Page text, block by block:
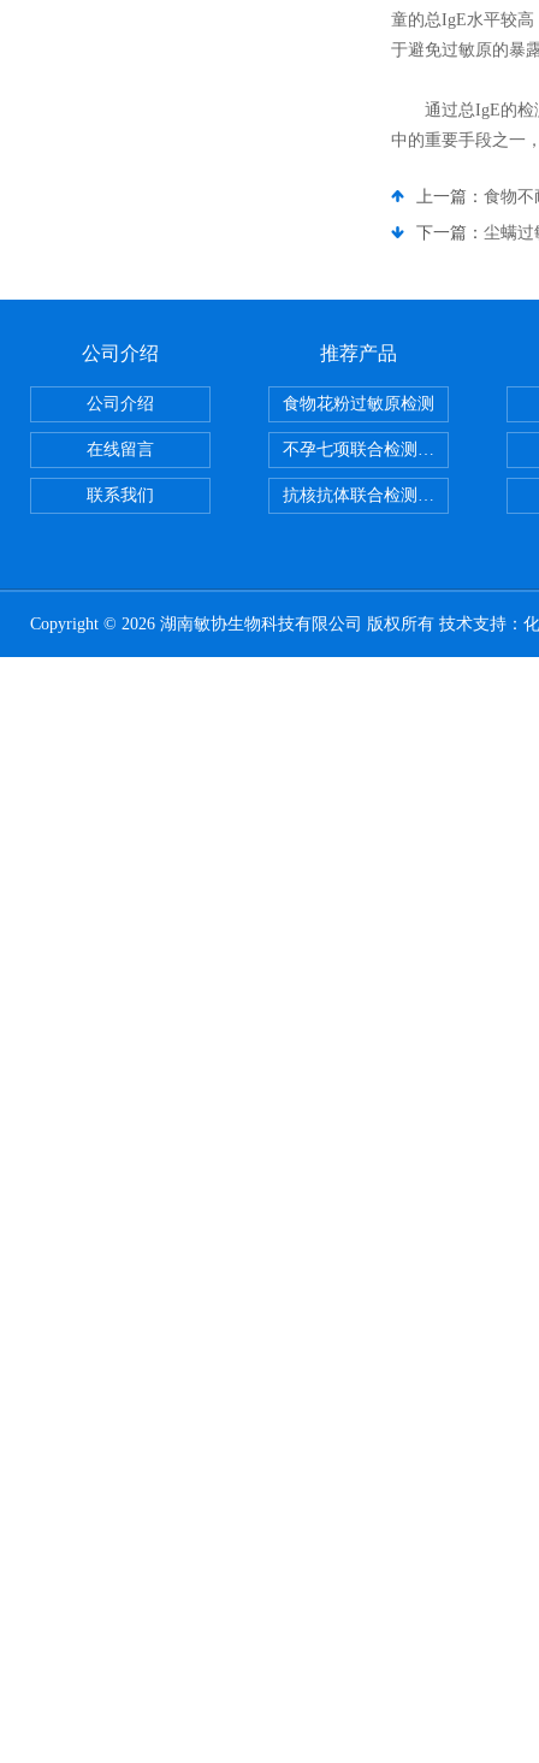
童的总IgE水平较
于避免过敏原的暴
通过总IgE的检测
中的重要手段之一
上一篇： 食物不
下一篇： 尘螨过
公司介绍
公司介绍
在线留言
联系我们
推荐产品
食物花粉过敏原检测
不孕七项联合检测试剂盒
抗核抗体联合检测试剂盒
Copyright © 2026 湖南敏协生物科技有限公司 版权所有 技术支持：